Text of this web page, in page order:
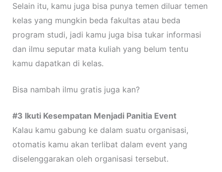
Selain itu, kamu juga bisa punya temen diluar temen
kelas yang mungkin beda fakultas atau beda
program studi, jadi kamu juga bisa tukar informasi
dan ilmu seputar mata kuliah yang belum tentu
kamu dapatkan di kelas.
Bisa nambah ilmu gratis juga kan?
#3 Ikuti Kesempatan Menjadi Panitia Event
Kalau kamu gabung ke dalam suatu organisasi,
otomatis kamu akan terlibat dalam event yang
diselenggarakan oleh organisasi tersebut.